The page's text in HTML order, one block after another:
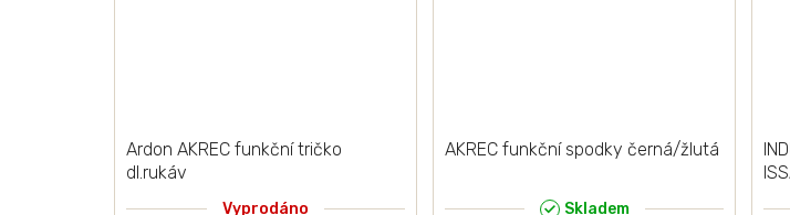
Ardon AKREC funkční tričko
dl.rukáv
Vyprodáno
AKREC funkční spodky černá/žlutá
Skladem